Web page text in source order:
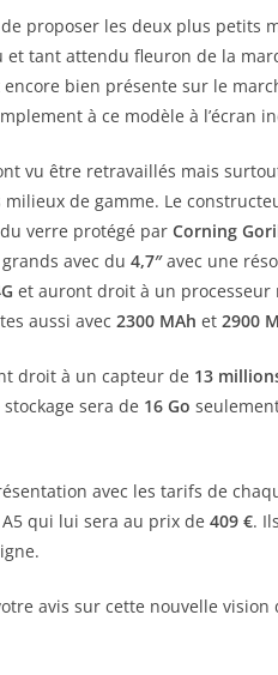
proposer les deux plus petits
et tant attendu fleuron de la
encore bien présente sur le
à ce modèle à l’écran
vu être retravaillés mais
milieux de gamme. Le
verre protégé par Corning
avec du 4,7″avec une
et auront droit à un processeur
aussi avec 2300 MAh et 2900
droit à un capteur de 13
sera de 16 Go
avec les tarifs de
qui lui sera au prix de 409 €.
avis sur cette nouvelle